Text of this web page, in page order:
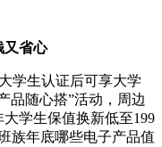
又省心
学生认证后可享大学
品随心搭”活动，周边
学生保值换新低至199
族年底哪些电子产品值